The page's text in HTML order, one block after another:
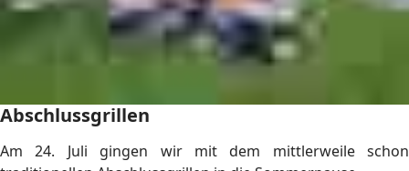
Abschlussgrillen
Am 24. Juli gingen wir mit dem mittlerweile schon